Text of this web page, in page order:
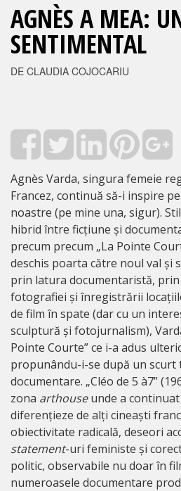
AGNÈS A MEA:
SENTIMENTAL
DE CLAUDIA COJOCARIU
Agnès Varda, singura femeie
Francez, continuă să-i inspire
noastre (pe mine una, sigur).
hibrid între ficțiune și
precum precum „La Pointe
deschis poarta către noul val și
prin latura documentaristă,
fotografiei și înregistrării
de film în spate (dar cu un
sculptură și fotojurnalism),
Pointe Courte” ce i-a adus
propunându-i-se după un scurt
documentare. „Cléo de 5 à7”
zona arthouseunde a
diferențieze de alți cineaști
obiectivitate radicală, deseori
statement-uri feministe și
politic, observabile nu doar în
numeroasele documentare